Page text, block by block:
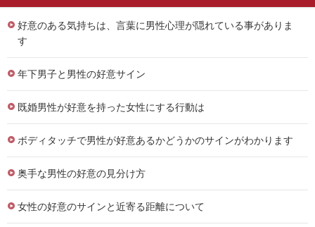
好意のある気持ちは、言葉に男性心理が隠れている事がありま
す
年下男子と男性の好意サイン
既婚男性が好意を持った女性にする行動は
ボディタッチで男性が好意あるかどうかのサインがわかります
奥手な男性の好意の見分け方
女性の好意のサインと近寄る距離について